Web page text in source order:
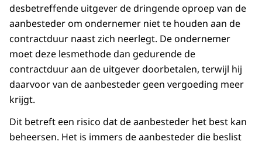
desbetreffende uitgever de dringende oproep van de
aanbesteder om ondernemer niet te houden aan de
contractduur naast zich neerlegt. De ondernemer
moet deze lesmethode dan gedurende de
contractduur aan de uitgever doorbetalen, terwijl hij
daarvoor van de aanbesteder geen vergoeding meer
krijgt.
Dit betreft een risico dat de aanbesteder het best kan
beheersen. Het is immers de aanbesteder die beslist